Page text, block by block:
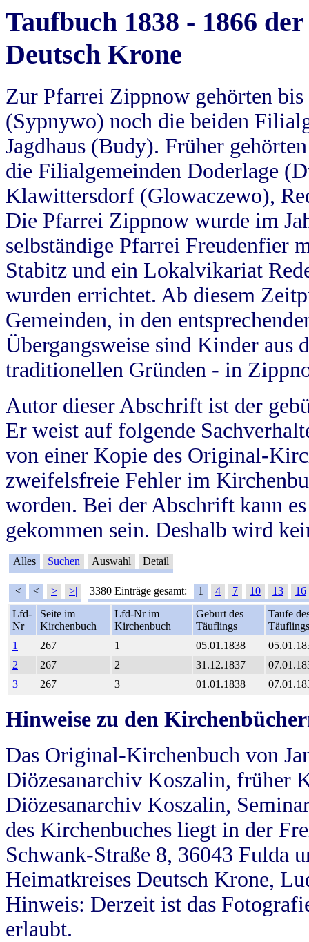
Taufbuch 1838 - 1866
Deutsch Krone
Zur Pfarrei Zippnow gehörten
(Sypnywo) noch die beiden
Jagdhaus (Budy). Früher
die Filialgemeinden Doderlage
Klawittersdorf (Glowaczewo),
Die Pfarrei Zippnow wurde im
selbständige Pfarrei Freudenfier
Stabitz und ein Lokalvikariat
wurden errichtet. Ab diesem
Gemeinden, in den
Übergangsweise sind Kinder aus
traditionellen Gründen - in
Autor dieser Abschrift ist der
Er weist auf folgende
von einer Kopie des Original-
zweifelsfreie Fehler im
worden. Bei der Abschrift kann
gekommen sein. Deshalb wird
Alles Suchen Auswahl Detail
|< < > >| 3380 Einträge gesamt: 1 4 7 10 13
16
Lfd-
Nr
Seite im
Kirchenbuch
Lfd-Nr im
Kirchenbuch
Geburt des
Täuflings
Taufe
Täuflings
1
267 1 05.01.1838
2
267 2 31.12.1837
3
267 3 01.01.1838
Hinweise zu den
Das Original-Kirchenbuch von
Diözesanarchiv Koszalin, früher
Diözesanarchiv Koszalin,
des Kirchenbuches liegt in der
Schwank-Straße 8, 36043 Fulda
Heimatkreises Deutsch Krone,
Hinweis: Derzeit ist das
erlaubt.